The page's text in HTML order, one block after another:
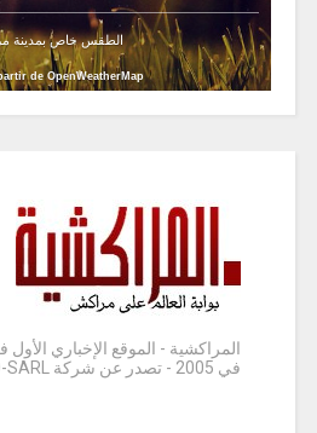
الطقس خاص بمدينة
de OpenWeatherMap
المراكشية - الموقع الإخباري
في 2005 - تصدر عن شركة IMAR MED-SARL